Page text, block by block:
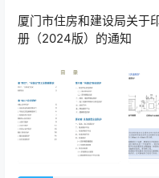
厦门市住房和建设局关于
册（2024版）的通知